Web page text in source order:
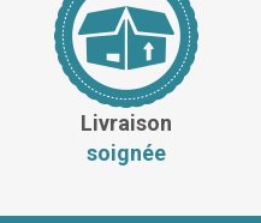
Livraison
soignée